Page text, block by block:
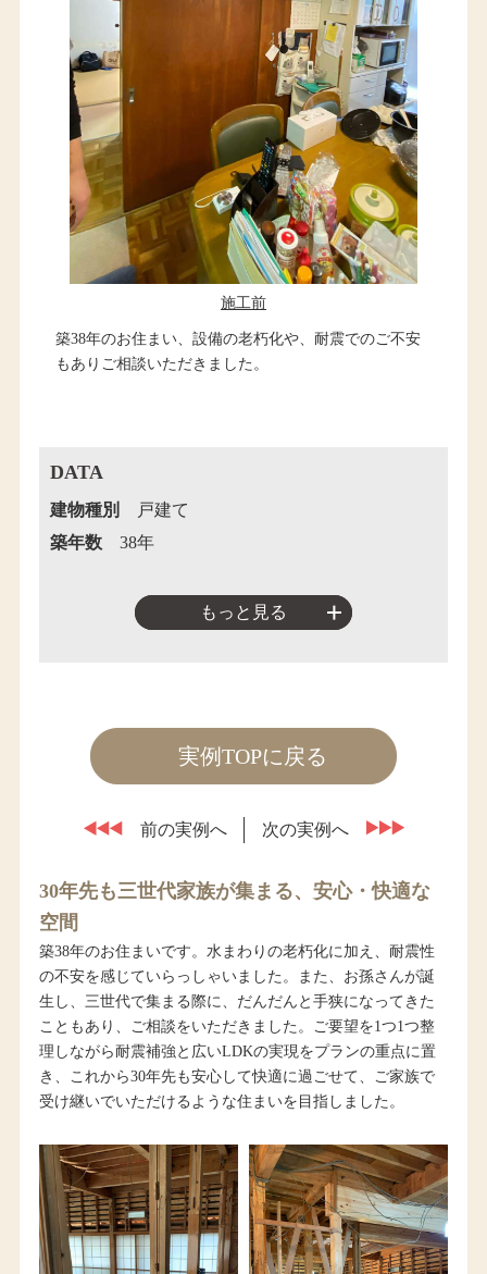
施工前
築38年のお住まい、設備の老朽化や、耐震でのご不安
もありご相談いただきました。
DATA
建物種別
戸建て
築年数
38年
もっと見る
実例TOPに戻る
前の実例へ 次の実例へ
30年先も三世代家族が集まる、安心・快適な
空間
築38年のお住まいです。水まわりの老朽化に加え、耐震性
の不安を感じていらっしゃいました。また、お孫さんが誕
生し、三世代で集まる際に、だんだんと手狭になってきた
こともあり、ご相談をいただきました。ご要望を1つ1つ整
理しながら耐震補強と広いLDKの実現をプランの重点に置
き、これから30年先も安心して快適に過ごせて、ご家族で
受け継いでいただけるような住まいを目指しました。